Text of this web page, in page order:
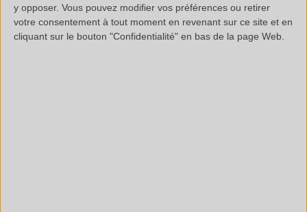
y opposer. Vous pouvez modifier vos préférences ou retirer
votre consentement à tout moment en revenant sur ce site et en
cliquant sur le bouton "Confidentialité" en bas de la page Web.
chromatographiques relatifs au PP (parmi 250), exprimer
la somme des aires de ces pics traceurs PP (ramenée à